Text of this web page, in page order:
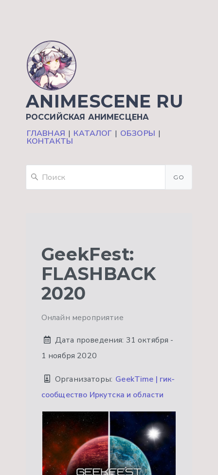
ANIMESCENE RU
РОССИЙСКАЯ АНИМЕСЦЕНА
ГЛАВНАЯ | КАТАЛОГ | ОБЗОРЫ |
КОНТАКТЫ
GO
GeekFest:
FLASHBACK
2020
Онлайн мероприятие
Дата проведения: 31 октября -
1 ноября 2020
Организаторы: GeekTime | гик-
сообщество Иркутска и области